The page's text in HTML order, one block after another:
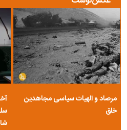
مرصاد و الهیات سیاسی مجاهدین
خلق